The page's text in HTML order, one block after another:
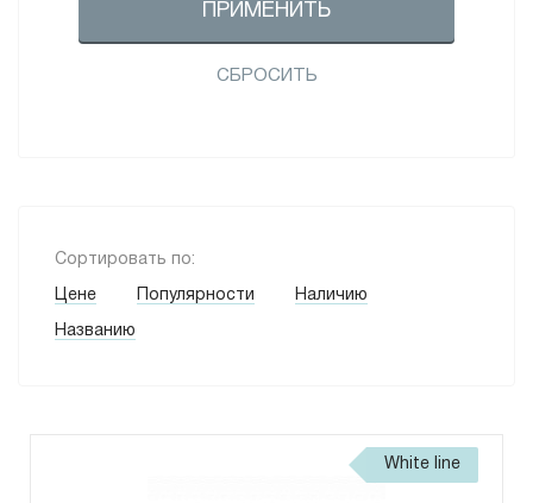
ПРИМЕНИТЬ
СБРОСИТЬ
Сортировать по:
Цене Популярности Наличию
Названию
White line